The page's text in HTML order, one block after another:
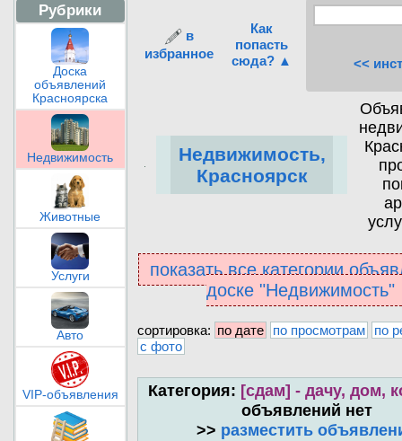
Рубрики
Доска
объявлений
Красноярска
Недвижимость
Животные
Услуги
Авто
VIP-объявления
в
избранное
Как
попасть
сюда? ▲
<<
Недвижимость,
Красноярск
показать все категории
доске "Недвижимость"
сортировка: по дате по просмотрам
по
с фото
Категория: [сдам] - дачу, дом,
объявлений нет
>> разместить